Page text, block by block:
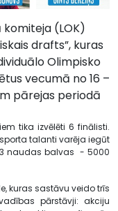
komiteja (LOK)
drafts”, kuras
Olimpisko
vecumā no 16 –
pārejas periodā
tika izvēlēti 6 finālisti.
talanti varēja iegūt
naudas balvas - 5000
kuras sastāvu veido trīs
pārstāvji: akciju